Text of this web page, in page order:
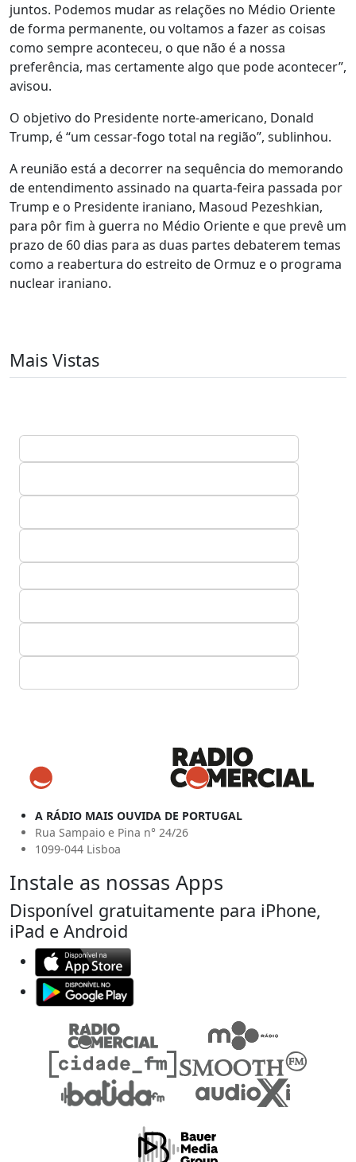
juntos. Podemos mudar as relações no Médio Oriente
de forma permanente, ou voltamos a fazer as coisas
como sempre aconteceu, o que não é a nossa
preferência, mas certamente algo que pode acontecer”,
avisou.
O objetivo do Presidente norte-americano, Donald
Trump, é “um cessar-fogo total na região”, sublinhou.
A reunião está a decorrer na sequência do memorando
de entendimento assinado na quarta-feira passada por
Trump e o Presidente iraniano, Masoud Pezeshkian,
para pôr fim à guerra no Médio Oriente e que prevê um
prazo de 60 dias para as duas partes debaterem temas
como a reabertura do estreito de Ormuz e o programa
nuclear iraniano.
Mais Vistas
A RÁDIO MAIS OUVIDA DE PORTUGAL
Rua Sampaio e Pina n° 24/26
1099-044 Lisboa
Instale as nossas Apps
Disponível gratuitamente para iPhone,
iPad e Android